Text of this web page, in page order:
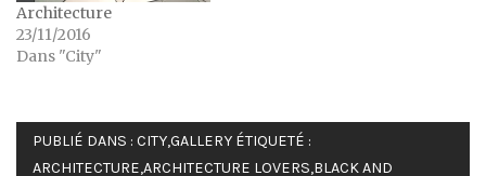
Architecture
23/11/2016
Dans "City"
PUBLIÉ DANS : CITY,GALLERY ÉTIQUETÉ :
ARCHITECTURE,ARCHITECTURE LOVERS,BLACK AND